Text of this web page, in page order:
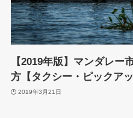
【2019年版】マンダレー
方【タクシー・ピックア
2019年3月21日